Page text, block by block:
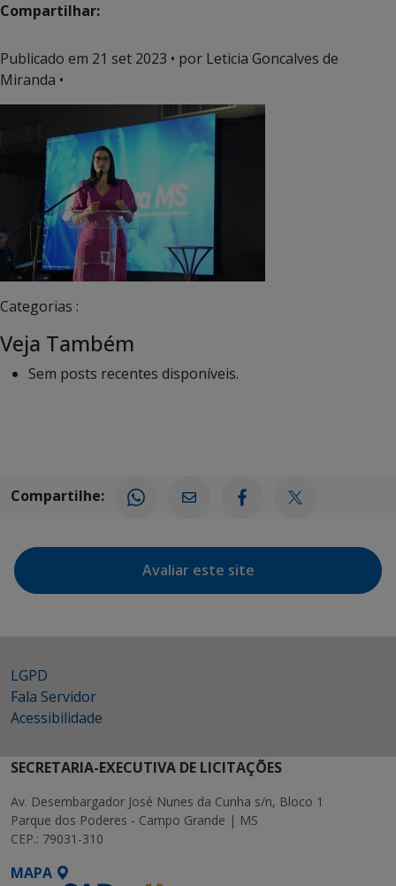
Compartilhar:
Publicado em 21 set 2023 • por Leticia Goncalves de
Miranda •
Categorias :
Veja Também
Sem posts recentes disponíveis.
Compartilhe:
Avaliar este site
LGPD
Fala Servidor
Acessibilidade
SECRETARIA-EXECUTIVA DE LICITAÇÕES
Av. Desembargador José Nunes da Cunha s/n, Bloco 1
Parque dos Poderes - Campo Grande | MS
CEP.: 79031-310
MAPA